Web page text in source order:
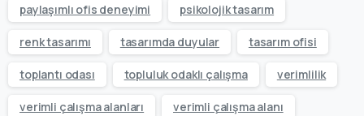
paylaşımlı ofis deneyimi psikolojik tasarım
renk tasarımı tasarımda duyular tasarım ofisi
toplantı odası topluluk odaklı çalışma verimlilik
verimli çalışma alanları verimli çalışma alanı